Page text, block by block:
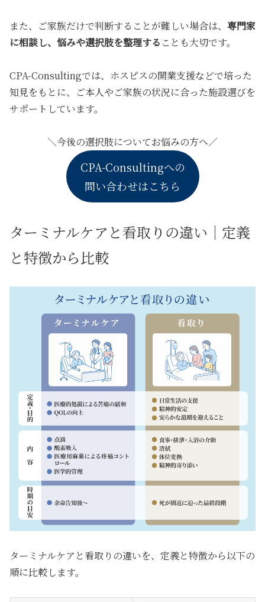
また、ご家族だけで判断することが難しい場合は、 専門家
に相談し、悩みや選択肢を整理する ことも大切です。
CPA-Consultingでは、ホスピスの開業支援などで培った
知見をもとに、ご本人やご家族の状況に合った施設選びを
サポートしています。
＼今後の選択肢についてお悩みの方へ／
CPA-Consultingへの
問い合わせはこちら
ターミナルケアと看取りの違い｜定義
と特徴から比較
ターミナルケアと看取りの違いを、定義と特徴から以下の
順に比較します。